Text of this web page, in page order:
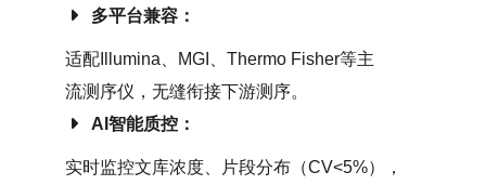
多平台兼容 ：
适配Illumina、MGI、Thermo Fisher等主
流测序仪，无缝衔接下游测序。
AI智能质控：
实时监控文库浓度、片段分布（CV<5%），